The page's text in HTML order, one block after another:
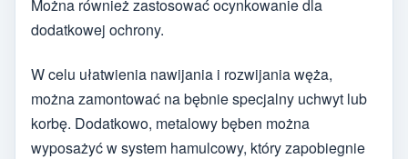
Można również zastosować ocynkowanie dla
dodatkowej ochrony.
W celu ułatwienia nawijania i rozwijania węża,
można zamontować na bębnie specjalny uchwyt lub
korbę. Dodatkowo, metalowy bęben można
wyposażyć w system hamulcowy, który zapobiegnie